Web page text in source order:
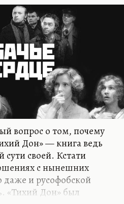
вопрос о том, почему
Дон» — книга ведь
сути своей. Кстати
с нынешних
и русофобской
«Тихий Дон» был